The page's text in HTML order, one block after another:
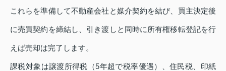
これらを準備して不動産会社と媒介契約を結び、買主決定後
に売買契約を締結し、引き渡しと同時に所有権移転登記を行
えば売却は完了します。
課税対象は譲渡所得税（5年超で税率優遇）、住民税、印紙